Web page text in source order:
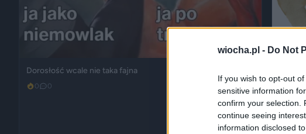
wiocha.pl - Do Not
If you wish to opt-out
sensitive information
confirm your selection.
continue seeing
information disclosed
Dorosłość wcale nie taka fajna
0 0 Śmieszne
Dwa
507